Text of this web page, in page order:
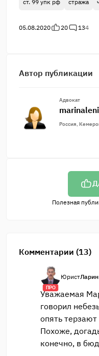
ст. 99 упк рф стража
05.08.2020 20 134
Автор публикации
Адвокат
Россия,
Полезная
Комментарии (13)
ПРО
Юрист
Уважаемая
говорил
опять
Похоже,
конечно, в